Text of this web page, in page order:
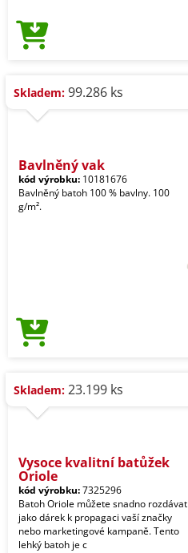
Skladem: 99.286 ks
Bavlněný vak
kód výrobku: 10181676
Bavlněný batoh 100 % bavlny. 100
g/m².
Skladem: 23.199 ks
Vysoce kvalitní batůžek
Oriole
kód výrobku:7325296
Batoh Oriole můžete snadno rozdávat
jako dárek k propagaci vaší značky
nebo marketingové kampaně. Tento
lehký batoh je c